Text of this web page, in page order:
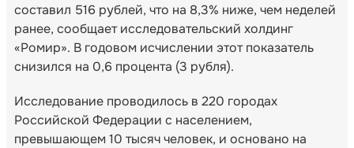
составил 516 рублей, что на 8,3% ниже, чем неделей
ранее, сообщает исследовательский холдинг
«Ромир». В годовом исчислении этот показатель
снизился на 0,6 процента (3 рубля).
Исследование проводилось в 220 городах
Российской Федерации с населением,
превышающем 10 тысяч человек, и основано на